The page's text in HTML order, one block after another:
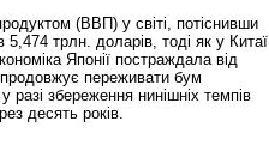
(ВВП) у світі, потіснивши
трлн. доларів, тоді як у Китаї
Японії постраждала від
переживати бум
збереження нинішніх темпів
десять років.